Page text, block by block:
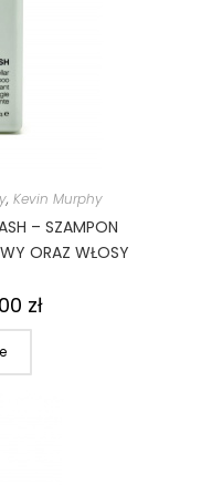
, Kevin Murphy
– SZAMPON
ORAZ WŁOSY
zł